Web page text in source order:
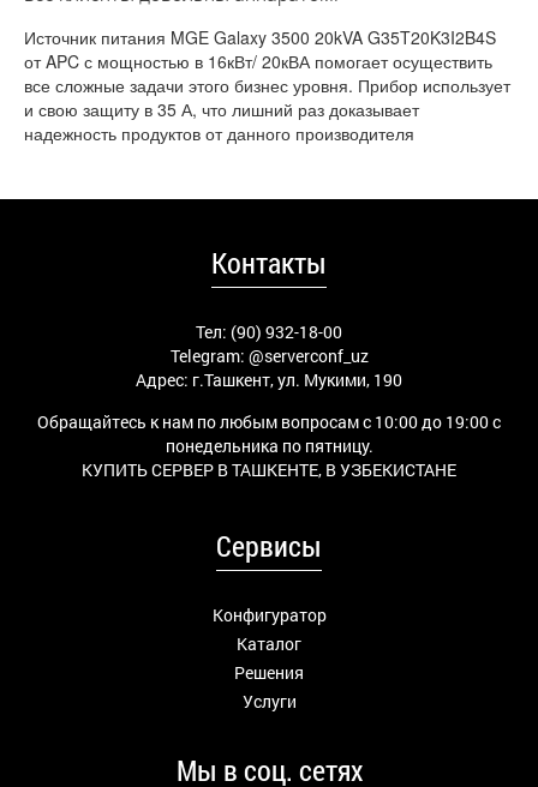
Источник питания MGE Galaxy 3500 20kVA G35T20K3I2B4S
от APC с мощностью в 16кВт/ 20кВА помогает осуществить
все сложные задачи этого бизнес уровня. Прибор использует
и свою защиту в 35 А, что лишний раз доказывает
надежность продуктов от данного производителя
Контакты
Тел: (90) 932-18-00
Telegram: @serverconf_uz
Адрес: г.Ташкент, ул. Мукими, 190
Обращайтесь к нам по любым вопросам с 10:00 до 19:00 с
понедельника по пятницу.
КУПИТЬ СЕРВЕР В ТАШКЕНТЕ, В УЗБЕКИСТАНЕ
Сервисы
Конфигуратор
Каталог
Решения
Услуги
Мы в соц. сетях